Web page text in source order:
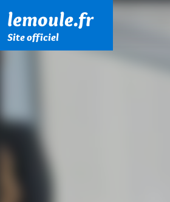
lemoule.fr
Site officiel